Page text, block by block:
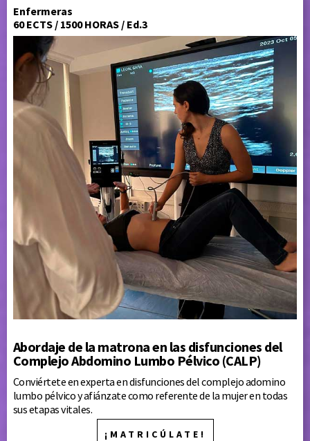
Enfermeras
60 ECTS / 1500 HORAS / Ed.3
Abordaje de la matrona en las disfunciones del
Complejo Abdomino Lumbo Pélvico (CALP)
Conviértete en experta en disfunciones del complejo adomino
lumbo pélvico y afiánzate como referente de la mujer en todas
sus etapas vitales.
¡MATRICÚLATE!